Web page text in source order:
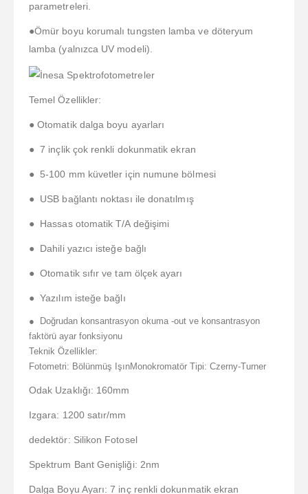
parametreleri.
●Ömür boyu korumalı tungsten lamba ve döteryum
lamba (yalnızca UV modeli).
Temel Özellikler:
● Otomatik dalga boyu ayarları
● 7 inçlik çok renkli dokunmatik ekran
● 5-100 mm küvetler için numune bölmesi
● USB bağlantı noktası ile donatılmış
● Hassas otomatik T/A değişimi
● Dahili yazıcı isteğe bağlı
● Otomatik sıfır ve tam ölçek ayarı
● Yazılım isteğe bağlı
● Doğrudan konsantrasyon okuma -out ve konsantrasyon
faktörü ayar fonksiyonu
Teknik Özellikler:
Fotometri: Bölünmüş IşınMonokromatör Tipi: Czerny-Turner
Odak Uzaklığı: 160mm
Izgara: 1200 satır/mm
dedektör: Silikon Fotosel
Spektrum Bant Genişliği: 2nm
Dalga Boyu Ayarı: 7 inç renkli dokunmatik ekran